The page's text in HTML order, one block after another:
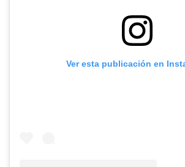
Ver esta publicación en